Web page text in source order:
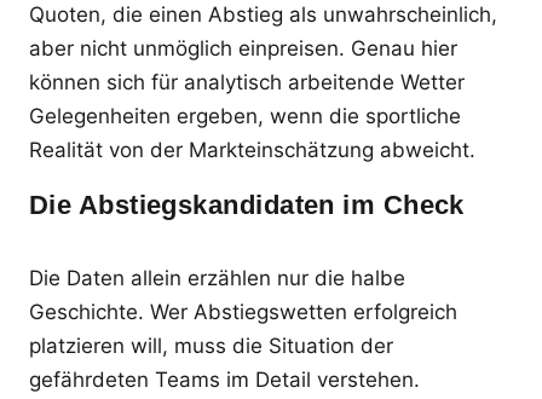
Quoten, die einen Abstieg als unwahrscheinlich,
aber nicht unmöglich einpreisen. Genau hier
können sich für analytisch arbeitende Wetter
Gelegenheiten ergeben, wenn die sportliche
Realität von der Markteinschätzung abweicht.
Die Abstiegskandidaten im Check
Die Daten allein erzählen nur die halbe
Geschichte. Wer Abstiegswetten erfolgreich
platzieren will, muss die Situation der
gefährdeten Teams im Detail verstehen.